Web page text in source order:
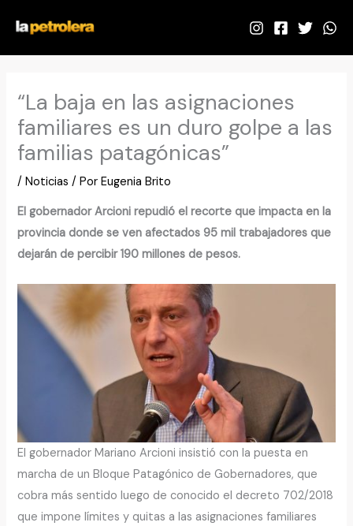
contenido
“La baja en las asignaciones
familiares es un duro golpe a las
familias patagónicas”
/Noticias / PorEugenia Brito
El gobernador Arcioni repudió el recorte que impacta en la
provincia donde se ven afectados 95 mil trabajadores que
dejarán de percibir 190 millones de pesos.
El gobernador Mariano Arcioni insistió con la puesta en
marcha de un Bloque Patagónico de Gobernadores, que
cobra más sentido luego de conocido el decreto 702/2018
que impone límites y quitas a las asignaciones familiares